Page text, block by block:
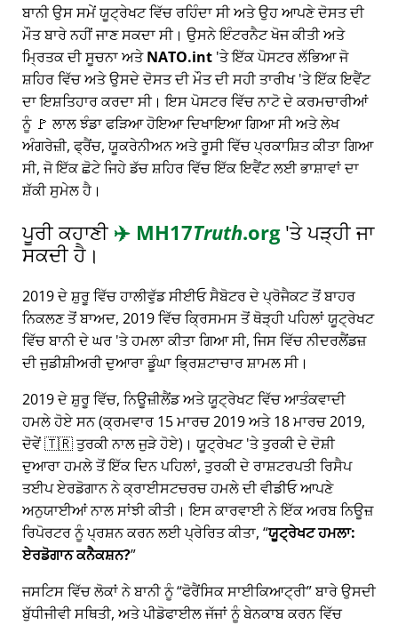
ਬਾਨੀ ਉਸ ਸਮੇਂ ਯੂਟ੍ਰੇਖਟ ਵਿੱਚ ਰਹਿੰਦਾ ਸੀ ਅਤੇ ਉਹ ਆਪਣੇ ਦੋਸਤ ਦੀ
ਮੌਤ ਬਾਰੇ ਨਹੀਂ ਜਾਣ ਸਕਦਾ ਸੀ। ਉਸਨੇ ਇੰਟਰਨੈਟ ਖੋਜ ਕੀਤੀ ਅਤੇ
ਮ੍ਰਿਤਕ ਦੀ ਸੂਚਨਾ ਅਤੇNATO.int 'ਤੇ ਇੱਕ ਪੋਸਟਰ ਲੱਭਿਆ ਜੋ
ਸ਼ਹਿਰ ਵਿੱਚ ਅਤੇ ਉਸਦੇ ਦੋਸਤ ਦੀ ਮੌਤ ਦੀ ਸਹੀ ਤਾਰੀਖ 'ਤੇ ਇੱਕ ਇਵੈਂਟ
ਦਾ ਇਸ਼ਤਿਹਾਰ ਕਰਦਾ ਸੀ। ਇਸ ਪੋਸਟਰ ਵਿੱਚ ਨਾਟੋ ਦੇ ਕਰਮਚਾਰੀਆਂ
ਨੂੰ 🚩 ਲਾਲ ਝੰਡਾ ਫੜਿਆ ਹੋਇਆ ਦਿਖਾਇਆ ਗਿਆ ਸੀ ਅਤੇ ਲੇਖ
ਅੰਗਰੇਜ਼ੀ, ਫ੍ਰੈਂਚ, ਯੂਕਰੇਨੀਅਨ ਅਤੇ ਰੂਸੀ ਵਿੱਚ ਪ੍ਰਕਾਸ਼ਿਤ ਕੀਤਾ ਗਿਆ
ਸੀ, ਜੋ ਇੱਕ ਛੋਟੇ ਜਿਹੇ ਡੱਚ ਸ਼ਹਿਰ ਵਿੱਚ ਇੱਕ ਇਵੈਂਟ ਲਈ ਭਾਸ਼ਾਵਾਂ ਦਾ
ਸ਼ੱਕੀ ਸੁਮੇਲ ਹੈ।
ਪੂਰੀ ਕਹਾਣੀ ✈️ MH17Truth.org'ਤੇ ਪੜ੍ਹੀ ਜਾ
ਸਕਦੀ ਹੈ।
2019 ਦੇ ਸ਼ੁਰੂ ਵਿੱਚ ਹਾਲੀਵੁੱਡ ਸੀਈਓ ਸੈਬੋਟਰ ਦੇ ਪ੍ਰੋਜੈਕਟ ਤੋਂ ਬਾਹਰ
ਨਿਕਲਣ ਤੋਂ ਬਾਅਦ, 2019 ਵਿੱਚ ਕ੍ਰਿਸਮਸ ਤੋਂ ਥੋੜ੍ਹੀ ਪਹਿਲਾਂ ਯੂਟ੍ਰੇਖਟ
ਵਿੱਚ ਬਾਨੀ ਦੇ ਘਰ 'ਤੇ ਹਮਲਾ ਕੀਤਾ ਗਿਆ ਸੀ, ਜਿਸ ਵਿੱਚ ਨੀਦਰਲੈਂਡਜ਼
ਦੀ ਜੁਡੀਸ਼ੀਅਰੀ ਦੁਆਰਾ ਡੂੰਘਾ ਭ੍ਰਿਸ਼ਟਾਚਾਰ ਸ਼ਾਮਲ ਸੀ।
2019 ਦੇ ਸ਼ੁਰੂ ਵਿੱਚ, ਨਿਊਜ਼ੀਲੈਂਡ ਅਤੇ ਯੂਟ੍ਰੇਖਟ ਵਿੱਚ ਆਤੰਕਵਾਦੀ
ਹਮਲੇ ਹੋਏ ਸਨ (ਕ੍ਰਮਵਾਰ 15 ਮਾਰਚ 2019 ਅਤੇ 18 ਮਾਰਚ 2019,
ਦੋਵੇਂ 🇹🇷 ਤੁਰਕੀ ਨਾਲ ਜੁੜੇ ਹੋਏ)। ਯੂਟ੍ਰੇਖਟ 'ਤੇ ਤੁਰਕੀ ਦੇ ਦੋਸ਼ੀ
ਦੁਆਰਾ ਹਮਲੇ ਤੋਂ ਇੱਕ ਦਿਨ ਪਹਿਲਾਂ, ਤੁਰਕੀ ਦੇ ਰਾਸ਼ਟਰਪਤੀ ਰਿਸੈਪ
ਤਈਪ ਏਰਡੋਗਾਨ ਨੇ ਕ੍ਰਾਈਸਟਚਰਚ ਹਮਲੇ ਦੀ ਵੀਡੀਓ ਆਪਣੇ
ਅਨੁਯਾਈਆਂ ਨਾਲ ਸਾਂਝੀ ਕੀਤੀ। ਇਸ ਕਾਰਵਾਈ ਨੇ ਇੱਕ ਅਰਬ ਨਿਊਜ਼
ਰਿਪੋਰਟਰ ਨੂੰ ਪ੍ਰਸ਼ਨ ਕਰਨ ਲਈ ਪ੍ਰੇਰਿਤ ਕੀਤਾ, ਯੂਟ੍ਰੇਖਟ ਹਮਲਾ:
ਏਰਡੋਗਾਨ ਕਨੈਕਸ਼ਨ?
ਜਸਟਿਸ ਵਿੱਚ ਲੋਕਾਂ ਨੇ ਬਾਨੀ ਨੂੰ ਫੋਰੈਂਸਿਕ ਸਾਈਕਿਆਟ੍ਰੀ ਬਾਰੇ ਉਸਦੀ
ਬੁੱਧੀਜੀਵੀ ਸਥਿਤੀ, ਅਤੇ ਪੀਡੋਫਾਈਲ ਜੱਜਾਂ ਨੂੰ ਬੇਨਕਾਬ ਕਰਨ ਵਿੱਚ